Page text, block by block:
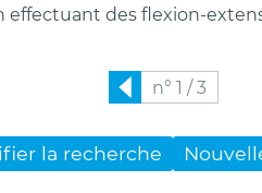
des flexion-
Précédent
n° 1 / 3
la recherche